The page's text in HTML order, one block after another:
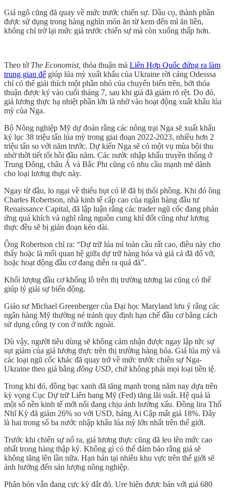
Giá ngô cũng đã quay về mức trước chiến sự. Dầu cọ, thành phần
được sử dụng trong hàng nghìn món ăn từ kem đến mì ăn liền,
không chỉ trở lại mức giá trước chiến sự mà còn xuống thấp hơn.
Theo tờ The Economist, thỏa thuận mà Liên Hợp Quốc đứng ra làm
trung gian để giúp lúa mỳ xuất khẩu của Ukraine rời cảng Odesssa
chỉ có thể giải thích một phần nhỏ của chuyển biến trên, bởi thỏa
thuận được ký vào cuối tháng 7, sau khi giá đã giảm rõ rệt. Do đó,
giá lương thực hạ nhiệt phần lớn là nhờ vào hoạt động xuất khẩu lúa
mỳ của Nga.
Bộ Nông nghiệp Mỹ dự đoán rằng các nông trại Nga sẽ xuất khẩu
kỷ lục 38 triệu tấn lúa mỳ trong giai đoạn 2022-2023, nhiều hơn 2
triệu tấn so với năm trước. Dự kiến Nga sẽ có một vụ mùa bội thu
nhờ thời tiết tốt hồi đầu năm. Các nước nhập khẩu truyền thống ở
Trung Đông, châu Á và Bắc Phi cũng có nhu cầu mạnh mẽ dành
cho loại lương thực này.
Ngay từ đầu, lo ngại về thiếu hụt có lẽ đã bị thổi phồng. Khi đó ông
Charles Robertson, nhà kinh tế cấp cao của ngân hàng đầu tư
Renaissance Capital, đã lập luận rằng các trader ngũ cốc đang phản
ứng quá khích và nghĩ rằng nguồn cung khí đốt cũng như lương
thực đều sẽ bị gián đoạn kéo dài.
Ông Robertson chỉ ra: “Dự trữ lúa mì toàn cầu rất cao, điều này cho
thấy hoặc là mối quan hệ giữa dự trữ hàng hóa và giá cả đã đổ vỡ,
hoặc hoạt động đầu cơ đang diễn ra quá đà”.
Khối lượng đầu cơ khổng lồ trên thị trường tương lai cũng có thể
giúp lý giải sự biến động.
Giáo sư Michael Greenberger của Đại học Maryland lưu ý rằng các
ngân hàng Mỹ thường né tránh quy định hạn chế đầu cơ bằng cách
sử dụng công ty con ở nước ngoài.
Dù vậy, người tiêu dùng sẽ không cảm nhận được ngay lập tức sự
sụt giảm của giá lương thực trên thị trường hàng hóa. Giá lúa mỳ và
các loại ngũ cốc khác đã quay trở về mức trước chiến sự Nga-
Ukraine theo giá bằng đồng USD, chứ không phải mọi loại tiền tệ.
Trong khi đó, đồng bạc xanh đã tăng mạnh trong năm nay dựa trên
kỳ vọng Cục Dự trữ Liên bang Mỹ (Fed) tăng lãi suất. Hệ quả là
một số nền kinh tế mới nổi đang chịu ảnh hưởng xấu. Đồng lira Thổ
Nhĩ Kỳ đã giảm 26% so với USD, bảng Ai Cập mất giá 18%. Đây
là hai trong số ba nước nhập khẩu lúa mỳ lớn nhất trên thế giới.
Trước khi chiến sự nổ ra, giá lương thực cũng đã leo lên mức cao
nhất trong hàng thập kỷ. Không gì có thể đảm bảo rằng giá sẽ
không tăng lên lần nữa. Hạn hán tại nhiều khu vực trên thế giới sẽ
ảnh hưởng đến sản lượng nông nghiệp.
Phân bón vẫn đang cực kỳ đắt đỏ. Ure hiện được bán với giá 680